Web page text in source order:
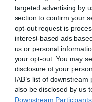
targeted advertising by
section to confirm your
opt-out request is
interest-based ads
us or personal
your opt-out. You may
disclosure of your
IAB’s list of
also be disclosed by us
Downstream Participants